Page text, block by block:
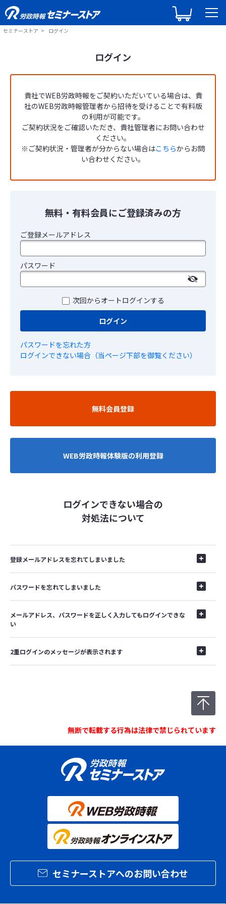
セミナーストア ログイン
ログイン
貴社でWEB労政時報をご契約いただいている場合は、貴
社のWEB労政時報管理者から招待を受けることで有料版
の利用が可能です。
ご契約状況をご確認いただき、貴社管理者にお問い合わせ
ください。
※ご契約状況・管理者が分からない場合はこちらからお問
い合わせください。
無料・有料会員にご登録済みの方
ご登録メールアドレス
パスワード
次回からオートログインする
ログイン
パスワードを忘れた方
ログインできない場合（当ページ下部を御覧ください）
無料会員登録
WEB労政時報体験版の利用登録
ログインできない場合の
対処法について
登録メールアドレスを忘れてしまいました
パスワードを忘れてしまいました
メールアドレス、パスワードを正しく入力してもログインできな
い
2重ログインのメッセージが表示されます
無断で転載する行為は法律で禁じられています
セミナーストアへのお問い合わせ